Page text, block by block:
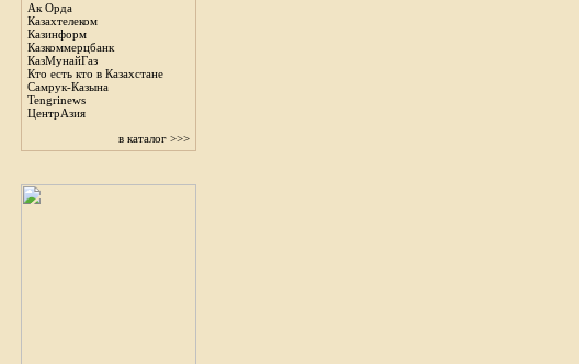
Ак Орда
Казахтелеком
Казинформ
Казкоммерцбанк
КазМунайГаз
Кто есть кто в Казахстане
Самрук-Казына
Tengrinews
ЦентрАзия
в каталог >>>